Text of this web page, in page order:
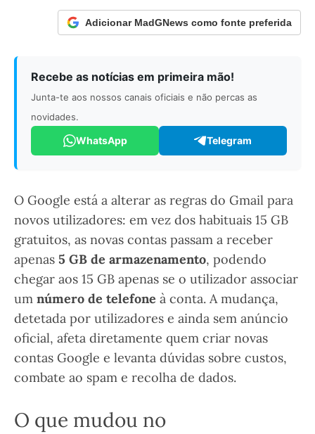
Adicionar MadGNews como fonte preferida
Recebe as notícias em primeira mão!
Junta-te aos nossos canais oficiais e não percas as
novidades.
WhatsApp Telegram
O Google está a alterar as regras do Gmail para
novos utilizadores: em vez dos habituais 15 GB
gratuitos, as novas contas passam a receber
apenas 5 GB de armazenamento, podendo
chegar aos 15 GB apenas se o utilizador associar
um número de telefone à conta. A mudança,
detetada por utilizadores e ainda sem anúncio
oficial, afeta diretamente quem criar novas
contas Google e levanta dúvidas sobre custos,
combate ao spam e recolha de dados.
O que mudou no